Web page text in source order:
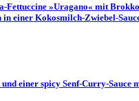
Fettuccine »Uragano« mit
in einer Kokosmilch-Zwiebel-
einer spicy Senf-Curry-Sauce